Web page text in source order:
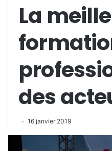
La
des
16 janvier 2019